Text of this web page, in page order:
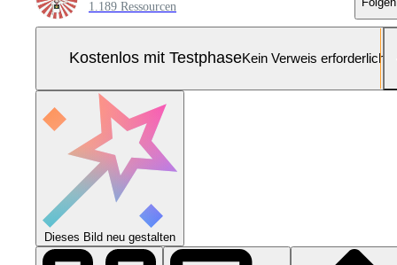
1.189 Ressourcen
Kostenlos mit TestphaseKein Verweis erforderlich
Dieses Bild neu gestalten